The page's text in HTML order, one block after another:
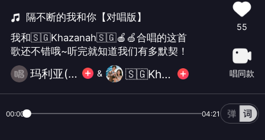
隔不断的我和你【对唱版】
我和🇸🇬Khazanah🇸🇬🍎🍏合唱的这首
歌还不错哦~听完就知道我们有多默契！
玛利亚(不玩大礼） & 🇸🇬Khazanah🇸🇬🍎🍏
55
唱同款
00:00 04:21